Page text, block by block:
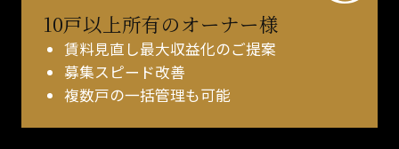
10戸以上所有のオーナー様
賃料見直し最大収益化のご提案
募集スピード改善
複数戸の一括管理も可能